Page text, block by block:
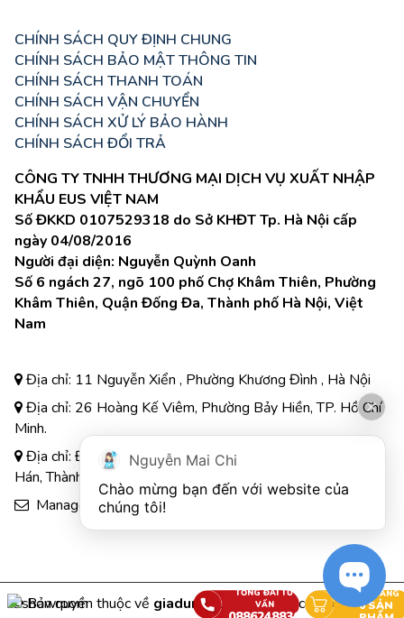
TỔNG ĐÀI TƯ
VẤN
GIỎ HÀNG
0SẢN
CHÍNH SÁCH QUY ĐỊNH CHUNG
CHÍNH SÁCH BẢO MẬT THÔNG TIN
CHÍNH SÁCH THANH TOÁN
CHÍNH SÁCH VẬN CHUYỂN
CHÍNH SÁCH XỬ LÝ BẢO HÀNH
CHÍNH SÁCH ĐỔI TRẢ
CÔNG TY TNHH THƯƠNG MẠI DỊCH VỤ XUẤT NHẬP
KHẨU EUS VIỆT NAM
Số ĐKKD 0107529318 do Sở KHĐT Tp. Hà Nội cấp
ngày 04/08/2016
Người đại diện: Nguyễn Quỳnh Oanh
Số 6 ngách 27, ngõ 100 phố Chợ Khâm Thiên, Phường
Khâm Thiên, Quận Đống Đa, Thành phố Hà Nội, Việt
Nam
Địa chỉ: 11 Nguyễn Xiển , Phường Khương Đình , Hà Nội
Địa chỉ: 26 Hoàng Kế Viêm, Phường Bảy Hiền, TP. Hồ Chí
Minh.
Địa chỉ: Đường A3, Tiểu khu đô thị số 17, Phường Pom
Hán, Thành phố Lào Cai
Manager.eus@gmail.com
© Bản quyền thuộc về giadungeus.vn |Cung cấp bởi[ONYX]
Nguyễn Mai Chi
Chào mừng bạn đến với website của
chúng tôi!